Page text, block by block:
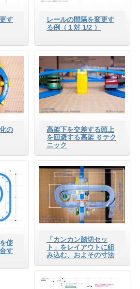
す
レールの間隔を変更す
る例（１対 1/2 ）
の
高架下を交差する頭上
を回避する高架 ６テク
ニック
使
す
「カンカン踏切セッ
ト」をレイアウトに組
み込む、およその寸法